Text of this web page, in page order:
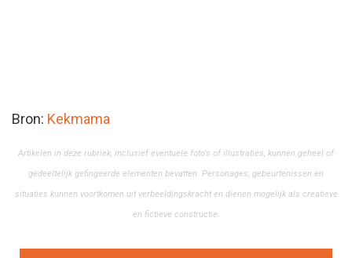
Bron: Kekmama
Artikelen in deze rubriek, inclusief eventuele foto's of illustraties, kunnen geheel of
gedeeltelijk gefingeerde elementen bevatten. Personages, gebeurtenissen en
situaties kunnen voortkomen uit verbeeldingskracht en dienen mogelijk als creatieve
en fictieve constructie.